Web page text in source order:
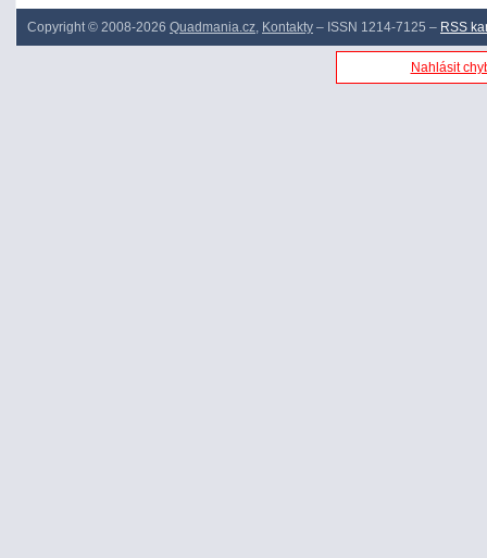
Copyright © 2008-2026 Quadmania.cz Kontakty – ISSN 1214-7125 – RSS
Nahlásit